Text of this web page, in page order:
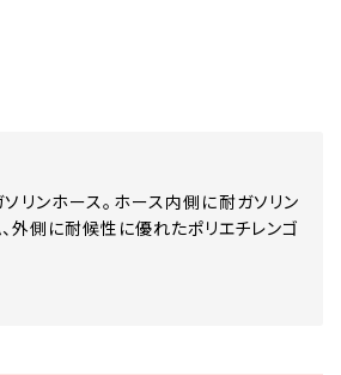
リンホース。ホース内側に耐ガソリン
外側に耐候性に優れたポリエチレンゴ